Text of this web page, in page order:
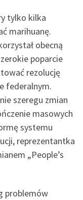
tylko kilka
marihuanę.
obecną
poparcie
rezolucję
federalnym.
szeregu zmian
masowych
systemu
reprezentantka
„People’s
problemów